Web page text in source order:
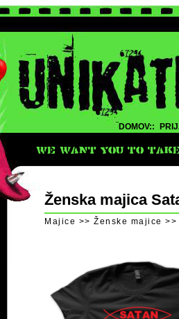
DOMOV::
WE WANT YOU TO
Ženska majica
Majice >> Ženske majice